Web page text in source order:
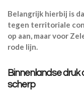
Belangrijk hierbij is
tegen territoriale
op aan, maar voor
rode lijn.
Binnenlandse
scherp